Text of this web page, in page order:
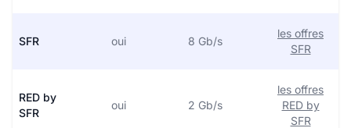
SFR oui 8 Gb/s
les offres
SFR
RED by
SFR
oui 2 Gb/s
les offres
RED by
SFR